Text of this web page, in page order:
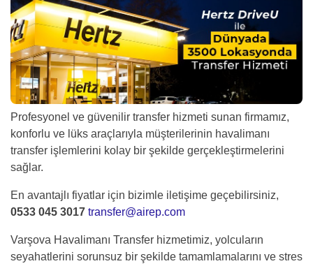
Profesyonel ve güvenilir transfer hizmeti sunan firmamız,
konforlu ve lüks araçlarıyla müşterilerinin havalimanı
transfer işlemlerini kolay bir şekilde gerçekleştirmelerini
sağlar.
En avantajlı fiyatlar için bizimle iletişime geçebilirsiniz,
0533 045 3017 transfer@airep.com
Varşova Havalimanı Transfer hizmetimiz, yolcuların
seyahatlerini sorunsuz bir şekilde tamamlamalarını ve stres